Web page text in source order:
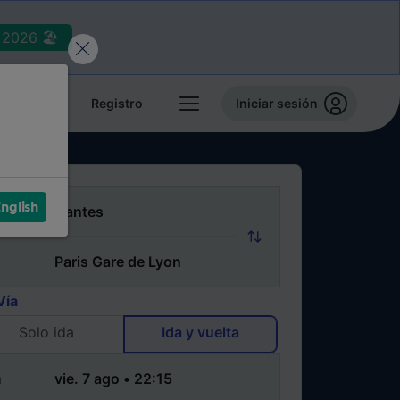
2026 🏖️
Registro Iniciar sesión
Solo ida
Ida y vuelta